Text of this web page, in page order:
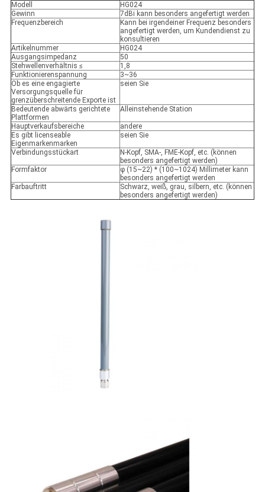
Modell
HG024
Gewinn
7dBi kann besonders angefertigt werden
Frequenzbereich
Kann bei irgendeiner Frequenz besonders
angefertigt werden, um Kundendienst zu
konsultieren
Artikelnummer
HG024
Ausgangsimpedanz
50
Stehwellenverhältnis ≤
1,8
Funktionierenspannung
3~36
Ob es eine engagierte
Versorgungsquelle für
grenzüberschreitende Exporte ist
seien Sie
Bedeutende abwärts gerichtete
Plattformen
Alleinstehende Station
Hauptverkaufsbereiche
andere
Es gibt licenseable
Eigenmarkenmarken
seien Sie
Verbindungsstückart
N-Kopf, SMA-, FME-Kopf, etc. (können
besonders angefertigt werden)
Formfaktor
φ (15~22) * (100~1024) Millimeter kann
besonders angefertigt werden
Farbauftritt
Schwarz, weiß, grau, silbern, etc. (können
besonders angefertigt werden)